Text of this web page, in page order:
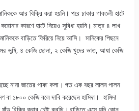
আর বিক্রি করা হয়নি। পরে ঢাকার গাবতলী হাটে
কারণে হাটে নিয়েও সুবিধা হয়নি। মাত্র ৪ লাখ
বাড়িতে ফিরিয়ে নিয়ে আসি। মানিকের পিছনে
ভুষি, ৪ কেজি ছোলা, ২ কেজি খুদের ভাত, আধা কেজি
নানা জাতের পাকা কলা। গত এক বছর লালন পালন
বা ১৮০০ কেজি বলে দাবি করেছেন হামিদা। হামিদা